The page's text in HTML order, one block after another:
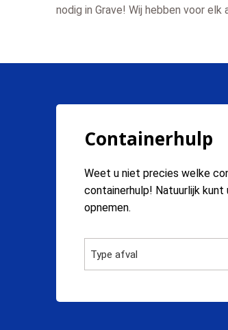
nodig in Grave! Wij hebben voor
Containerhulp
Weet u niet precies welke
containerhulp! Natuurlijk kunt
opnemen.